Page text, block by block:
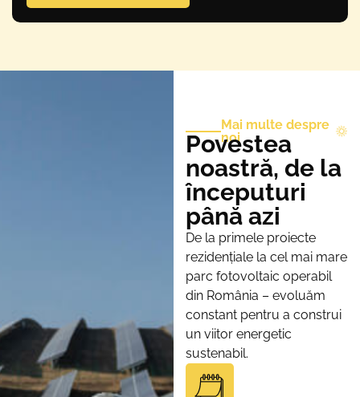
Mai multe despre
noi
Povestea
noastră, de la
începuturi
până azi
De la primele proiecte
rezidențiale la cel mai mare
parc fotovoltaic operabil
din România – evoluăm
constant pentru a construi
un viitor energetic
sustenabil.